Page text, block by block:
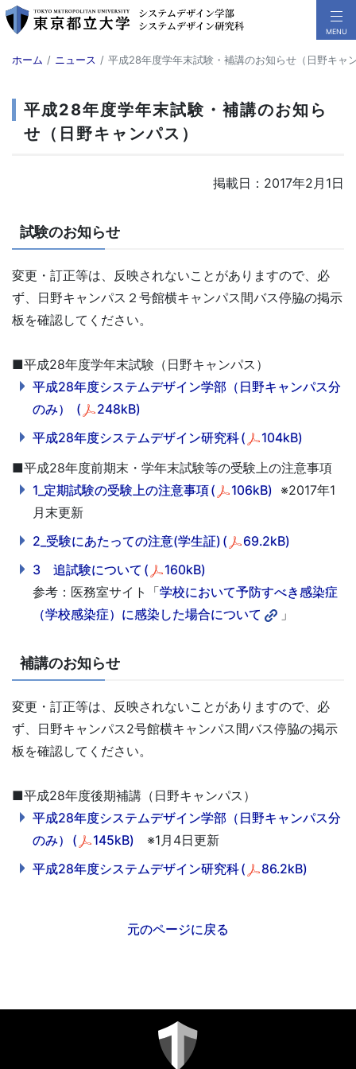
ホーム ニュース 平成28年度学年末試験・補講のお知らせ（日野キャ
平成28年度学年末試験・補講のお知ら
せ（日野キャンパス）
掲載日：2017年2月1日
試験のお知らせ
変更・訂正等は、反映されないことがありますので、必
ず、日野キャンパス２号館横キャンパス間バス停脇の掲示
板を確認してください。
■平成28年度学年末試験（日野キャンパス）
平成28年度システムデザイン学部（日野キャンパス分
のみ）
(
248kB)
平成28年度システムデザイン研究科(
104kB)
■平成28年度前期末・学年末試験等の受験上の注意事項
1_定期試験の受験上の注意事項( 106kB) ※2017年1
月末更新
2_受験にあたっての注意(学生証) (
69.2kB)
3 追試験について (
160kB)
参考：医務室サイト「学校において予防すべき感染症
（学校感染症）に感染した場合について
」
補講のお知らせ
変更・訂正等は、反映されないことがありますので、必
ず、日野キャンパス2号館横キャンパス間バス停脇の掲示
板を確認してください。
■平成28年度後期補講（日野キャンパス）
平成28年度システムデザイン学部（日野キャンパス分
のみ）
( 145kB) ※1月4日更新
平成28年度システムデザイン研究科( 86.2kB)
元のページに戻る